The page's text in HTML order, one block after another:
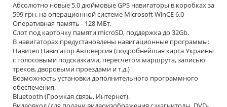
Абсолютно новые 5.0 дюймовые GPS навигаторы в коробках за
599 грн. на операционной системе Microsoft WinCE 6.0
Оперативная память - 128 МБт.
Слот под карточку памяти microSD, поддержка до 32Gb.
В навигаторах предустановлены навигационные программы:
Навител Навигатор Автоверсия (подробнейшая карта Украины
с голосовыми подсказками, пересчетом маршрута, записью
треков, дворовыми проездами и т.д.)
Возможность установки дополнительного программного
обеспечения.
Bluetooth (Громкая связь, Интернет).